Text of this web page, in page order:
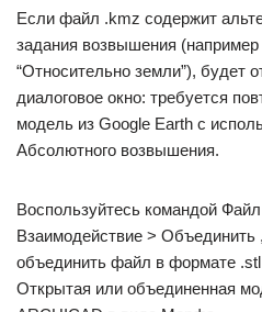
Если файл .kmz содержит
задания возвышения (например
“Относительно земли”), будет
диалоговое окно: требуется
модель из Google Earth с
Абсолютного возвышения.
Воспользуйтесь командой
Взаимодействие > Объединить
объединить файл в формате
Открытая или объединенная